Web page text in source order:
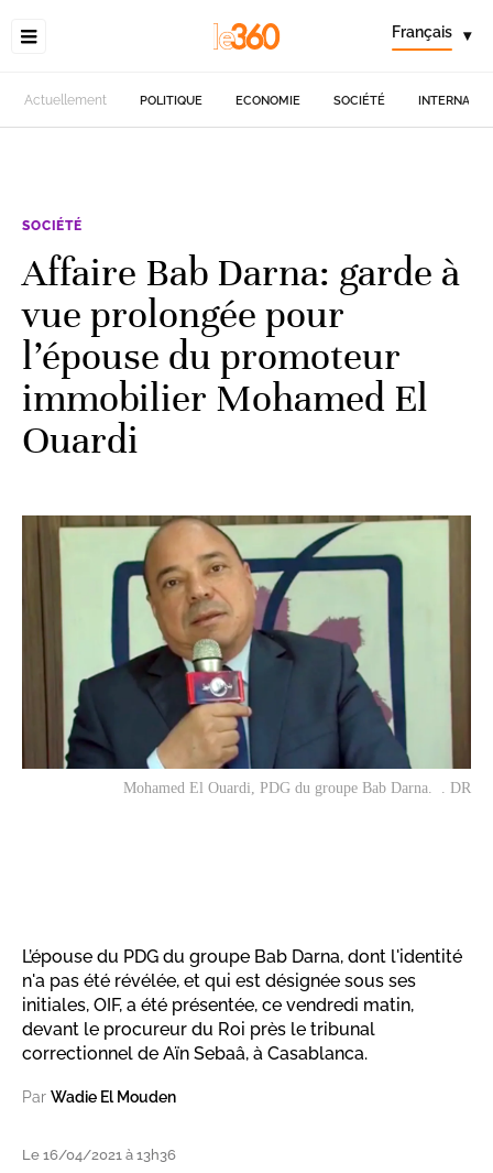
Français ▾
Actuellement POLITIQUE ECONOMIE SOCIÉTÉ
SOCIÉTÉ
Affaire Bab Darna: garde à
vue prolongée pour
l’épouse du promoteur
immobilier Mohamed El
Ouardi
Mohamed El Ouardi, PDG du groupe Bab Darna. . DR
L’épouse du PDG du groupe Bab Darna, dont l'identité
n'a pas été révélée, et qui est désignée sous ses
initiales, OIF, a été présentée, ce vendredi matin,
devant le procureur du Roi près le tribunal
correctionnel de Aïn Sebaâ, à Casablanca.
Par Wadie El Mouden
Le 16/04/2021 à 13h36